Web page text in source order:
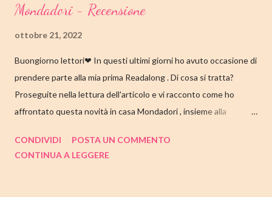
Mondadori - Recensione
ottobre 21, 2022
Buongiorno lettori❤ In questi ultimi giorni ho avuto occasione di
prendere parte alla mia prima Readalong . Di cosa si tratta?
Proseguite nella lettura dell'articolo e vi racconto come ho
affrontato questa novità in casa Mondadori , insieme alla
ringraziamenti. Nell'articolo di seguito parliamo quindi di " I nostri
CONDIVIDI
POSTA UN COMMENTO
CONTINUA A LEGGERE